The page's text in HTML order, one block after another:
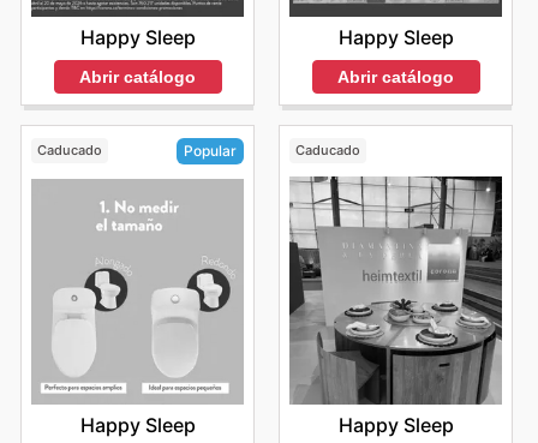
Happy Sleep
Abrir catálogo
Happy Sleep
Abrir catálogo
Caducado Popular
Happy Sleep
Caducado
Happy Sleep